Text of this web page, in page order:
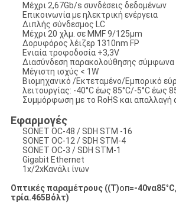
Μέχρι 2,67Gb/s συνδέσεις δεδομένων
Επικοινωνία με ηλεκτρική ενέργεια
Διπλής σύνδεσμος LC
Μέχρι 20 χλμ. σε MMF 9/125μm
Δορυφόρος λέιζερ 1310nm FP
Ενιαία τροφοδοσία +3,3V
Διασύνδεση παρακολούθησης σύμφωνα
Μέγιστη ισχύς < 1W
Βιομηχανικό /Εκτεταμένο/Εμπορικό
λειτουργίας: -40°C έως 85°C/-5°C έως
Συμμόρφωση με το RoHS και απαλλαγή
Εφαρμογές
SONET OC-48 / SDH STM -16
SONET OC-12 / SDH STM-4
SONET OC-3 / SDH STM-1
Gigabit Ethernet
1x/2xΚανάλι ίνων
Οπτικές παραμέτρους ((T)ΟΠ=-40να85°
τρία.465 Βόλτ)